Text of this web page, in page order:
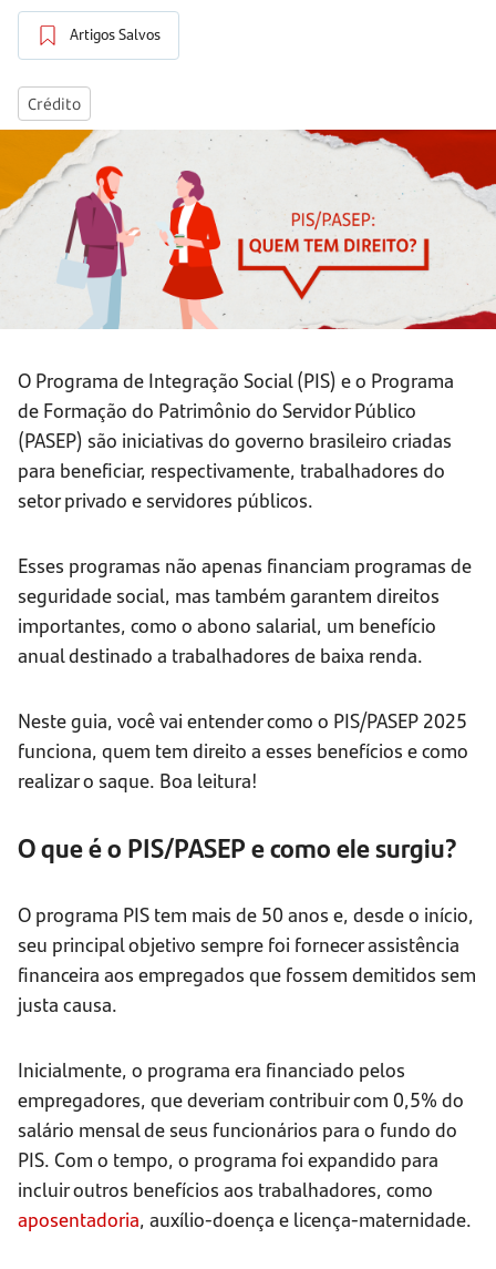
Artigos Salvos
Crédito
O Programa de Integração Social (PIS) e o Programa
de Formação do Patrimônio do Servidor Público
(PASEP) são iniciativas do governo brasileiro criadas
para beneficiar, respectivamente, trabalhadores do
setor privado e servidores públicos.
Esses programas não apenas financiam programas de
seguridade social, mas também garantem direitos
importantes, como o abono salarial, um benefício
anual destinado a trabalhadores de baixa renda.
Neste guia, você vai entender como o PIS/PASEP 2025
funciona, quem tem direito a esses benefícios e como
realizar o saque. Boa leitura!
O que é o PIS/PASEP e como ele surgiu?
O programa PIS tem mais de 50 anos e, desde o início,
seu principal objetivo sempre foi fornecer assistência
financeira aos empregados que fossem demitidos sem
justa causa.
Inicialmente, o programa era financiado pelos
empregadores, que deveriam contribuir com 0,5% do
salário mensal de seus funcionários para o fundo do
PIS. Com o tempo, o programa foi expandido para
incluir outros benefícios aos trabalhadores, como
aposentadoria, auxílio-doença e licença-maternidade.